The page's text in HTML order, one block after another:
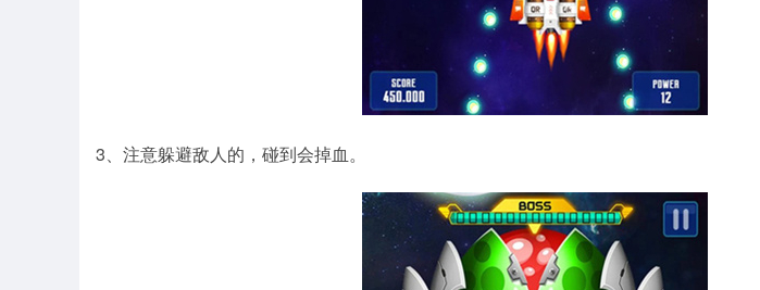
3、注意躲避敌人的，碰到会掉血。